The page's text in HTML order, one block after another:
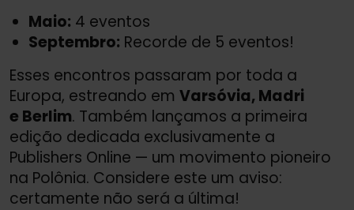
Maio: 4 eventos
Septembro: Recorde de 5 eventos!
Esses encontros passaram por toda a
Europa, estreando em Varsóvia, Madri
e Berlim. Também lançamos a primeira
edição dedicada exclusivamente a
Publishers Online — um movimento pioneiro
na Polônia. Considere este um aviso:
certamente não será a última!